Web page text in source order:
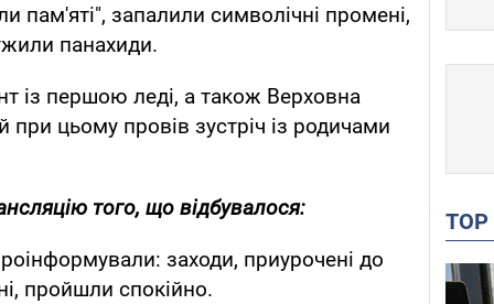
пам'яті", запалили символічні промені,
панахиди.
із першою леді, а також Верховна
цьому провів зустріч із родичами
того, що відбувалося:
заходи, приурочені до
пройшли спокійно.